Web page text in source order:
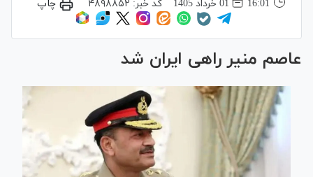
16:01
01 خرداد 1405 کد خبر: ۴۸۹۸۸۵۲ چاپ
عاصم منیر راهی ایران شد